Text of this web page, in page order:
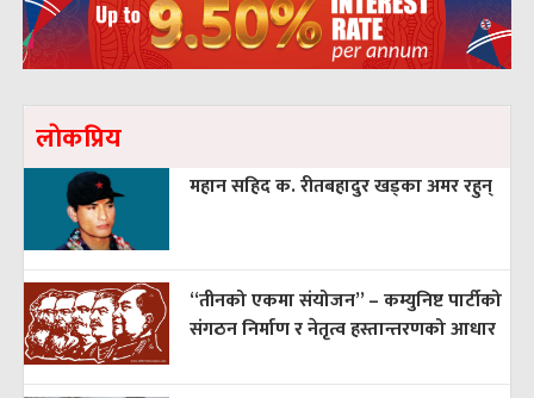
लाेकप्रिय
महान सहिद क. रीतबहादुर खड्‌का अमर रहुन्
“तीनको एकमा संयोजन” – कम्युनिष्ट पार्टीको
संगठन निर्माण र नेतृत्व हस्तान्तरणको आधार